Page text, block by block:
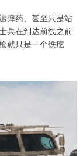
弹药、甚至只是站
兵在到达前线之前
就只是一个铁疙